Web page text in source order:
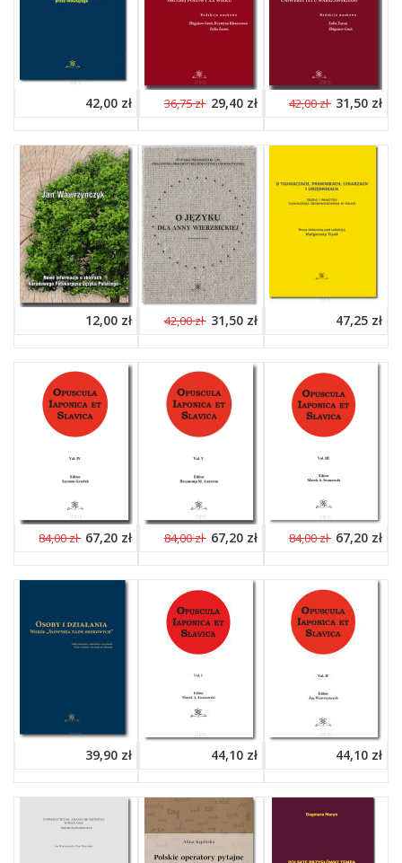
42,00 zł 36,75 zł 29,40 zł 42,00 zł 31,50 zł
12,00 zł 42,00 zł 31,50 zł 47,25 zł
84,00 zł 67,20 zł 84,00 zł 67,20 zł 84,00 zł 67,20 zł
39,90 zł 44,10 zł 44,10 zł